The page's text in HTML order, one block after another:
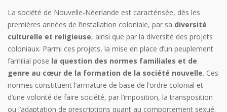
La société de Nouvelle-Néerlande est caractérisée, dès les
premières années de l’installation coloniale, par sa diversité
culturelle et religieuse, ainsi que par la diversité des projets
coloniaux. Parmi ces projets, la mise en place d’un peuplement
familial pose la question des normes familiales et de
genre au cœur de la formation de la société nouvelle. Ces
normes constituent l’armature de base de l’ordre colonial et
d’une volonté de faire société, par l’imposition, la transposition
ou l’adaptation de prescriptions quant au comportement sexué.